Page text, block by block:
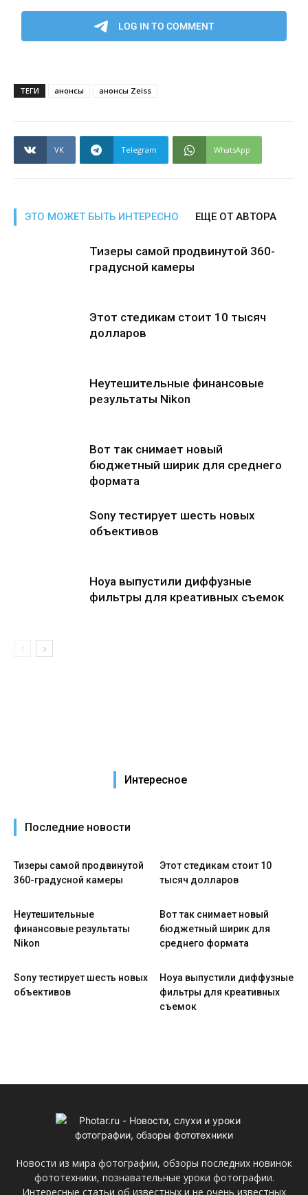
ТЕГИ анонсы анонсы Zeiss
VK Telegram WhatsApp
ЭТО МОЖЕТ БЫТЬ ИНТЕРЕСНО ЕЩЕ ОТ АВТОРА
Тизеры самой продвинутой 360-
градусной камеры
Этот стедикам стоит 10 тысяч
долларов
Неутешительные финансовые
результаты Nikon
Вот так снимает новый
бюджетный ширик для среднего
формата
Sony тестирует шесть новых
объективов
Hoya выпустили диффузные
фильтры для креативных съемок
Интересное
Последние новости
Тизеры самой продвинутой
360-градусной камеры
Этот стедикам стоит 10
тысяч долларов
Неутешительные
финансовые результаты
Nikon
Вот так снимает новый
бюджетный ширик для
среднего формата
Sony тестирует шесть новых
объективов
Hoya выпустили диффузные
фильтры для креативных
съемок
Новости из мира фотографии, обзоры последних новинок
фототехники, познавательные уроки фотографии.
Интересные статьи об известных и не очень известных